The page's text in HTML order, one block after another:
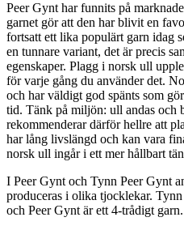
Peer Gynt har funnits på
garnet gör att den har blivit en
fortsatt ett lika populärt garn idag
en tunnare variant, det är precis
egenskaper. Plagg i norsk ull
för varje gång du använder det.
och har väldigt god spänts som
tid. Tänk på miljön: ull andas och
rekommenderar därför hellre att
har lång livslängd och kan vara
norsk ull ingår i ett mer hållbart
I Peer Gynt och Tynn Peer Gynt
produceras i olika tjocklekar.
och Peer Gynt är ett 4-trådigt garn.